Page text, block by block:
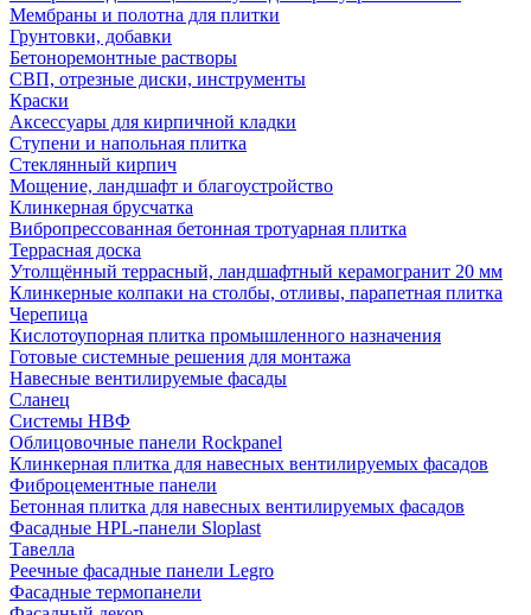
Мембраны и полотна для плитки
Грунтовки, добавки
Бетоноремонтные растворы
СВП, отрезные диски, инструменты
Краски
Аксессуары для кирпичной кладки
Ступени и напольная плитка
Cтеклянный кирпич
Мощение, ландшафт и благоустройство
Клинкерная брусчатка
Вибропрессованная бетонная тротуарная плитка
Террасная доска
Утолщённый террасный, ландшафтный керамогранит 20 мм
Клинкерные колпаки на столбы, отливы, парапетная плитка
Черепица
Кислотоупорная плитка промышленного назначения
Готовые системные решения для монтажа
Навесные вентилируемые фасады
Сланец
Системы НВФ
Облицовочные панели Rockpanel
Клинкерная плитка для навесных вентилируемых фасадов
Фиброцементные панели
Бетонная плитка для навесных вентилируемых фасадов
Фасадные HPL-панели Sloplast
Тавелла
Реечные фасадные панели Legro
Фасадные термопанели